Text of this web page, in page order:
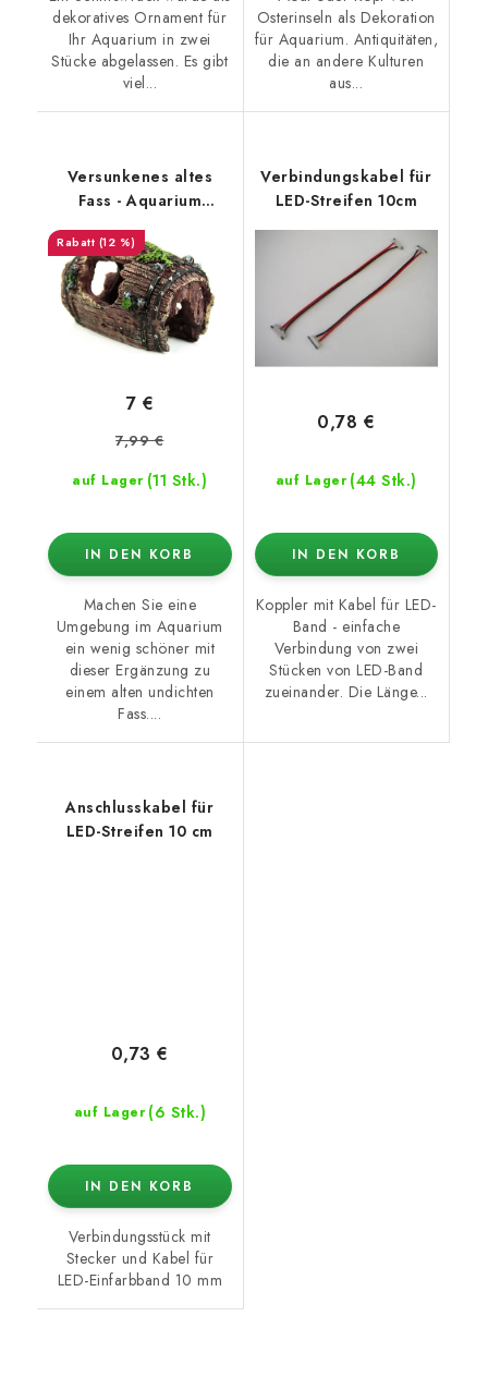
dekoratives Ornament für
Ihr Aquarium in zwei
Stücke abgelassen. Es gibt
viel...
Osterinseln als Dekoration
für Aquarium. Antiquitäten,
die an andere Kulturen
aus...
Versunkenes altes
Fass - Aquarium
(12 %)
auf Lager (11 Stk.)
7 €
7,99 €
IN DEN KORB
Machen Sie eine
Umgebung im Aquarium
ein wenig schöner mit
dieser Ergänzung zu
einem alten undichten
Fass....
Verbindungskabel für
LED-Streifen 10cm
auf Lager (44 Stk.)
0,78 €
IN DEN KORB
Koppler mit Kabel für LED-
Band - einfache
Verbindung von zwei
Stücken von LED-Band
zueinander. Die Länge...
Anschlusskabel für
LED-Streifen 10 cm
auf Lager (6 Stk.)
0,73 €
IN DEN KORB
Verbindungsstück mit
Stecker und Kabel für
LED-Einfarbband 10 mm